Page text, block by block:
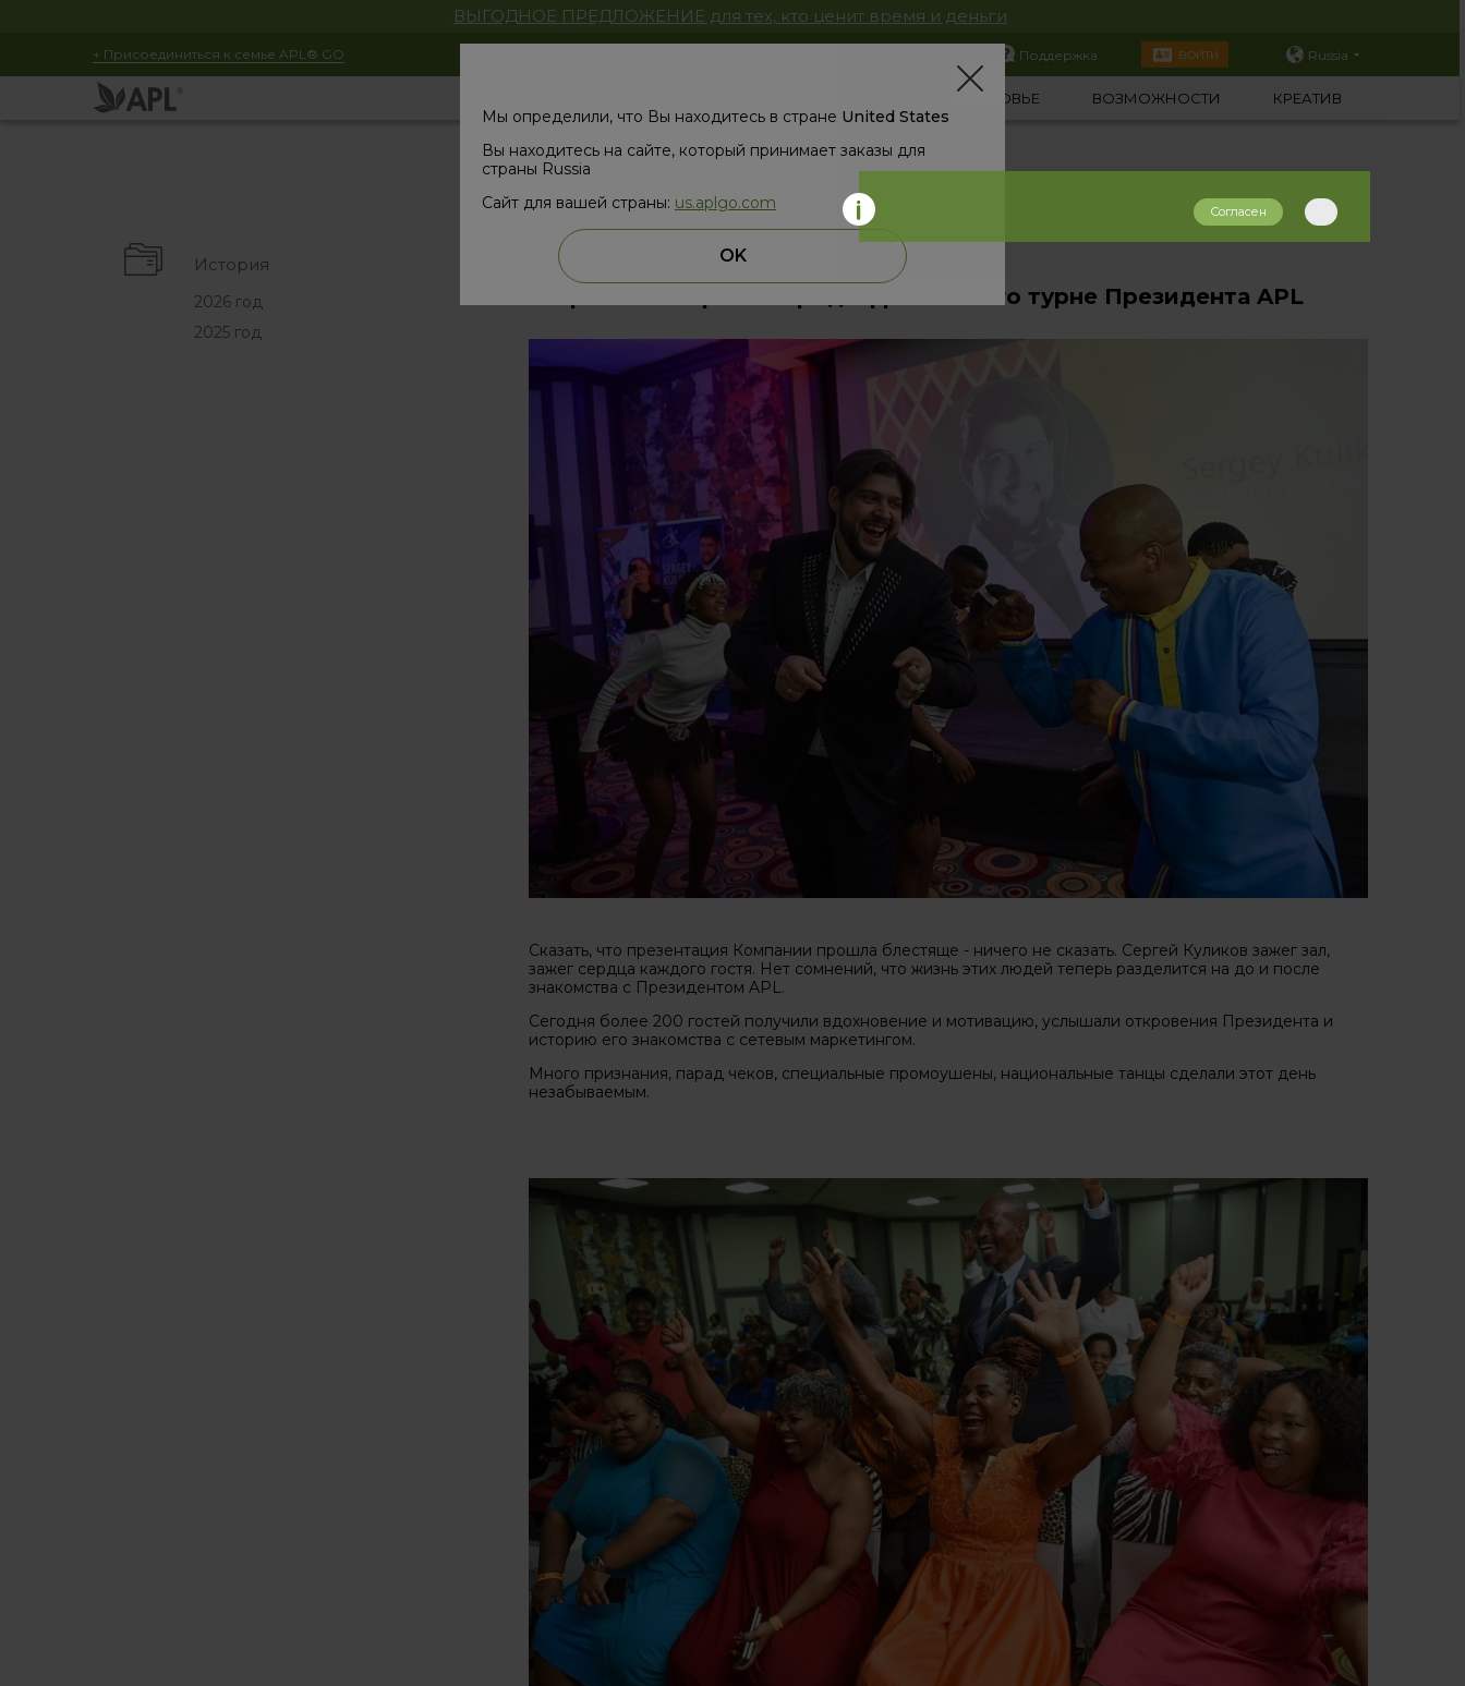
ВЫГОДНОЕ ПРЕДЛОЖЕНИЕ для тех, кто ценит время и деньги
+ Присоединиться к семье APL® GO Поддержка ВОЙТИ Russia
ЗДОРОВЬЕ ВОЗМОЖНОСТИ КРЕАТИВ
История
2026 год
2025 год
Мафикенг - первый город африканского турне Президента APL
Сказать, что презентация Компании прошла блестяще - ничего не сказать. Сергей Куликов зажег зал,
зажег сердца каждого гостя. Нет сомнений, что жизнь этих людей теперь разделится на до и после
знакомства с Президентом APL.
Сегодня более 200 гостей получили вдохновение и мотивацию, услышали откровения Президента и
историю его знакомства с сетевым маркетингом.
Много признания, парад чеков, специальные промоушены, национальные танцы сделали этот день
незабываемым.
Мы определили, что Вы находитесь в стране United States
Вы находитесь на сайте, который принимает заказы для
страны Russia
Сайт для вашей страны: us.aplgo.com
OK
Согласен